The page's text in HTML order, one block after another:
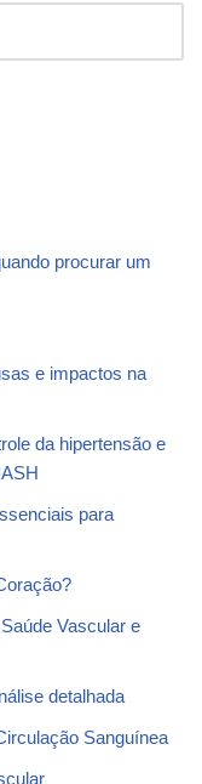
procurar um
e impactos na
da hipertensão e
para
Vascular e
detalhada
Sanguínea